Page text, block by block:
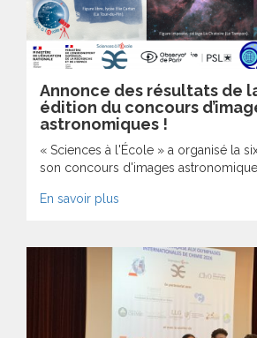
Annonce des résultats de
édition du concours
astronomiques !
« Sciences à l'École » a organisé la
son concours d'images
En savoir plus